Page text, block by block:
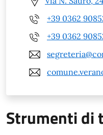
+39 0362
+39 0362
Strumenti di